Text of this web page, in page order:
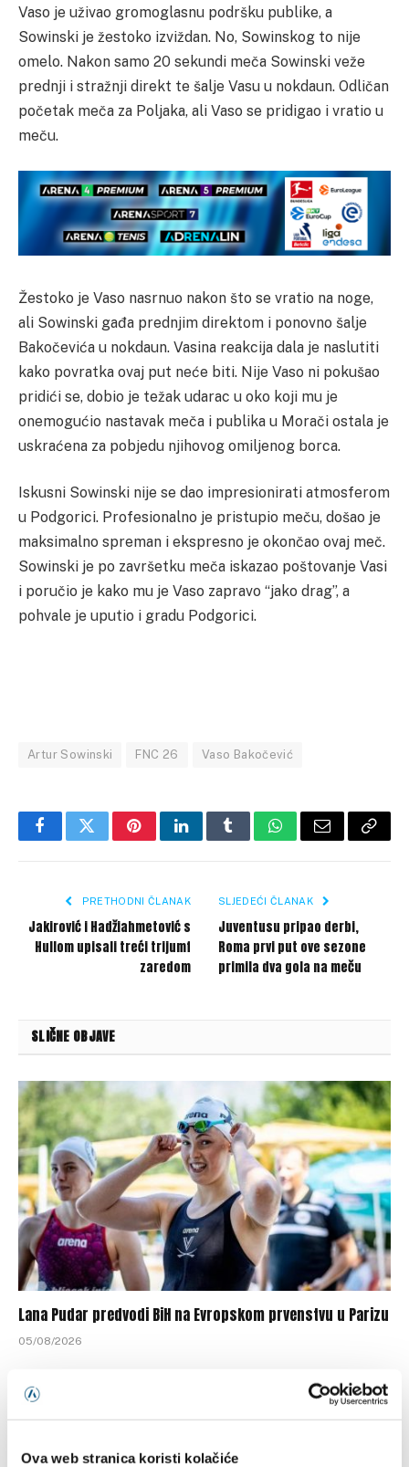
Ova web stranica koristi kolačiće
Vaso je uživao gromoglasnu podršku publike, a
Sowinski je žestoko izviždan. No, Sowinskog to nije
omelo. Nakon samo 20 sekundi meča Sowinski veže
prednji i stražnji direkt te šalje Vasu u nokdaun. Odličan
početak meča za Poljaka, ali Vaso se pridigao i vratio u
meču.
Žestoko je Vaso nasrnuo nakon što se vratio na noge,
ali Sowinski gađa prednjim direktom i ponovno šalje
Bakočevića u nokdaun. Vasina reakcija dala je naslutiti
kako povratka ovaj put neće biti. Nije Vaso ni pokušao
pridići se, dobio je težak udarac u oko koji mu je
onemogućio nastavak meča i publika u Morači ostala je
uskraćena za pobjedu njihovog omiljenog borca.
Iskusni Sowinski nije se dao impresionirati atmosferom
u Podgorici. Profesionalno je pristupio meču, došao je
maksimalno spreman i ekspresno je okončao ovaj meč.
Sowinski je po završetku meča iskazao poštovanje Vasi
i poručio je kako mu je Vaso zapravo “jako drag”, a
pohvale je uputio i gradu Podgorici.
Artur Sowinski FNC 26 Vaso Bakočević
FacebookTwitterPinterestLinkedInTumblrWhatsApp
Email Copy
PRETHODNI ČLANAK
Jakirović i Hadžiahmetović s
Hullom upisali treći trijumf
zaredom
SLJEDEĆI ČLANAK
Juventusu pripao derbi,
Roma prvi put ove sezone
primila dva gola na meču
SLIČNE OBJAVE
Lana Pudar predvodi BiH na Evropskom prvenstvu u Parizu
05/08/2026